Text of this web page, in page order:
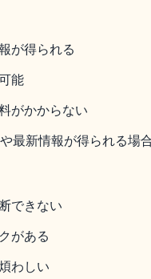
が得られる
能
がかからない
最新情報が得られる場
できない
がある
わしい